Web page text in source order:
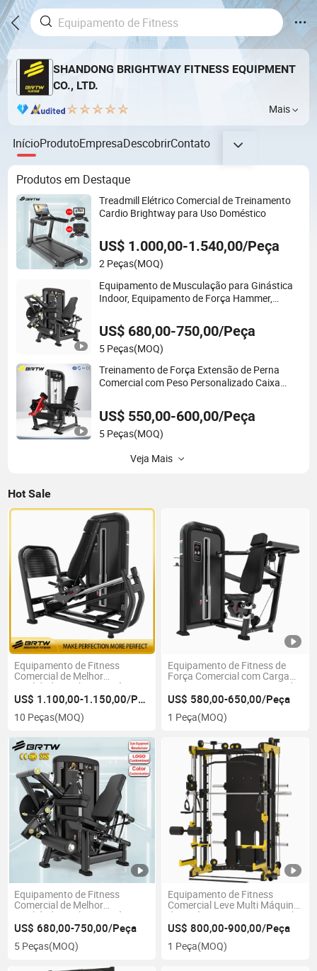
SHANDONG BRIGHTWAY FITNESS EQUIPMENT
CO., LTD.
Mais
InícioProdutoEmpresaDescobrirContato
Produtos em Destaque
Treadmill Elétrico Comercial de Treinamento
Cardio Brightway para Uso Doméstico
US$ 1.000,00-1.540,00/Peça
2 Peças(MOQ)
Equipamento de Musculação para Ginástica
Indoor, Equipamento de Força Hammer,
Fitness, Curl de Perna, Extensão de Perna,
Equipamento de Academia
US$ 680,00-750,00/Peça
5 Peças(MOQ)
Treinamento de Força Extensão de Perna
Comercial com Peso Personalizado Caixa
US$ 550,00-600,00/Peça
5 Peças(MOQ)
Veja Mais
Hot Sale
Equipamento de Fitness
Comercial de Melhor
Qualidade Brightway Máquina
de Exercício de Força
Equipamento de Ginástica
Máquina de Leg Press
US$ 1.100,00-1.150,00/Peça
10 Peças(MOQ)
Equipamento de Fitness de
Força Comercial com Carga
por Pino para Treinamento de
Ombros
US$ 580,00-650,00/Peça
1 Peça(MOQ)
Equipamento de Fitness
Comercial de Melhor
Qualidade Brightway Máquina
de Exercício de Força
Equipamento de Ginástica
Curl/Extensão de Perna
US$ 680,00-750,00/Peça
5 Peças(MOQ)
Equipamento de Fitness
Comercial Leve Multi Máquina
de Ginástica para Casa Smith
US$ 800,00-900,00/Peça
1 Peça(MOQ)